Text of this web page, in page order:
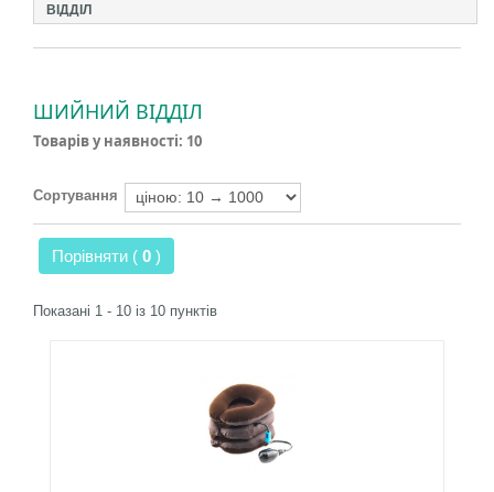
ВІДДІЛ
ШИЙНИЙ ВІДДІЛ
Товарів у наявності: 10
Сортування
Порівняти ( 0 )
Показані 1 - 10 із 10 пунктів